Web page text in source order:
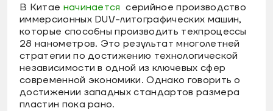
В Китае начинается серийное производство
иммерсионных DUV-литографических машин,
которые способны производить техпроцессы
28 нанометров. Это результат многолетней
стратегии по достижению технологической
независимости в одной из ключевых сфер
современной экономики. Однако говорить о
достижении западных стандартов размера
пластин пока рано.